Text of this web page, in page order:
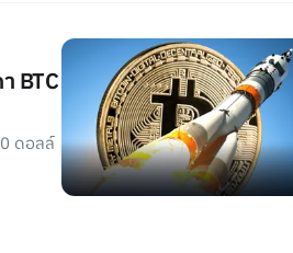
BTC
ดอลล์